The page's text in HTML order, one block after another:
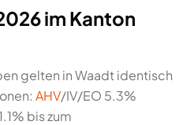
im Kanton
gelten in Waadt identisch
AHV/IV/EO 5.3%
bis zum